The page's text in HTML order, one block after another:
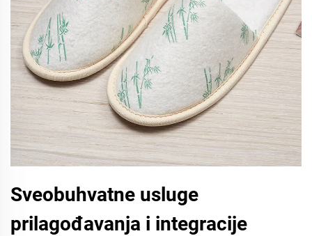
Sveobuhvatne usluge
prilagođavanja i integracije